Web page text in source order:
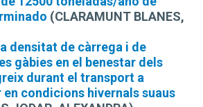
(CLARAMUNT BLANES,
densitat de càrrega i de
gàbies en el benestar dels
durant el transport a
en condicions hivernals suaus